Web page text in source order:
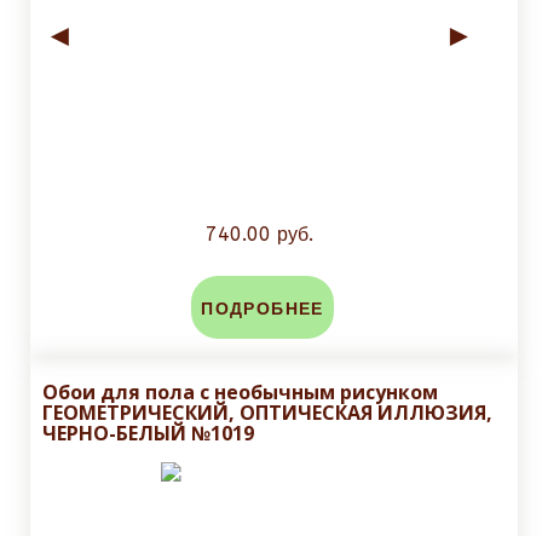
◄ ►
740.00 руб.
ПОДРОБНЕЕ
Обои для пола с необычным рисунком
ГЕОМЕТРИЧЕСКИЙ, ОПТИЧЕСКАЯ ИЛЛЮЗИЯ,
ЧЕРНО-БЕЛЫЙ №1019